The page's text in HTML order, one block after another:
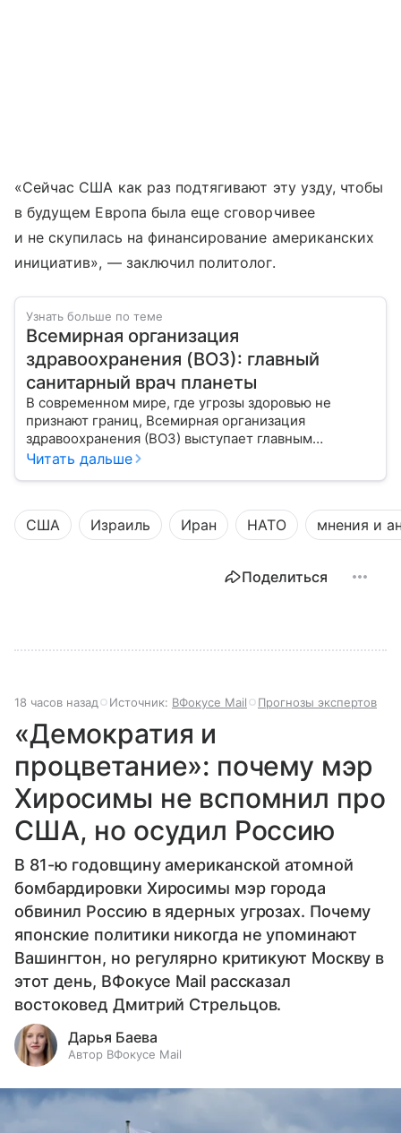
«Сейчас США как раз подтягивают эту узду, чтобы
в будущем Европа была еще сговорчивее
и не скупилась на финансирование американских
инициатив», — заключил политолог.
Узнать больше по теме
Всемирная организация
здравоохранения (ВОЗ): главный
санитарный врач планеты
В современном мире, где угрозы здоровью не
признают границ, Всемирная организация
здравоохранения (ВОЗ) выступает главным
координатором глобального здравоохранения. Эта
человека, работая над его реализацией для
миллиардов людей. Как устроен этот «командный
центр», с какими вызовами он сталкивается в 2026
Читать дальше
США Израиль Иран НАТО мнения и
Поделиться
18 часов назад Источник: ВФокусе Mail Прогнозы экспертов
«Демократия и
процветание»: почему мэр
Хиросимы не вспомнил про
США, но осудил Россию
В 81-ю годовщину американской атомной
бомбардировки Хиросимы мэр города
обвинил Россию в ядерных угрозах. Почему
японские политики никогда не упоминают
Вашингтон, но регулярно критикуют Москву в
этот день, ВФокусе Mail рассказал
востоковед Дмитрий Стрельцов.
Дарья Баева
Автор ВФокусе Mail